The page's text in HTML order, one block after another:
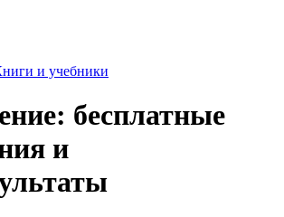
и учебники
бесплатные
и